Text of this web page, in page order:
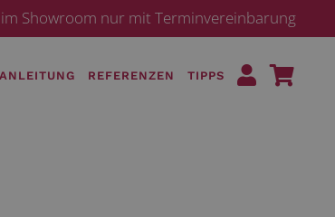
Showroom nur mit Terminvereinbarung
ANLEITUNG REFERENZEN TIPPS